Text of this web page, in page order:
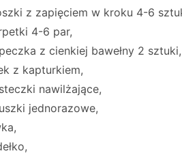
z zapięciem w kroku 4-6
4-6 par,
z cienkiej bawełny 2 sztuki,
z kapturkiem,
nawilżające,
jednorazowe,